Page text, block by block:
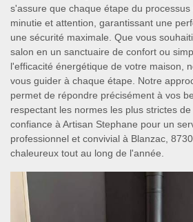
s'assure que chaque étape du
minutie et attention, garantissant une
une sécurité maximale. Que vous
salon en un sanctuaire de confort ou
l'efficacité énergétique de votre maison,
vous guider à chaque étape. Notre
permet de répondre précisément à vos
respectant les normes les plus strictes
confiance à Artisan Stephane pour un
professionnel et convivial à Blanzac,
chaleureux tout au long de l'année.